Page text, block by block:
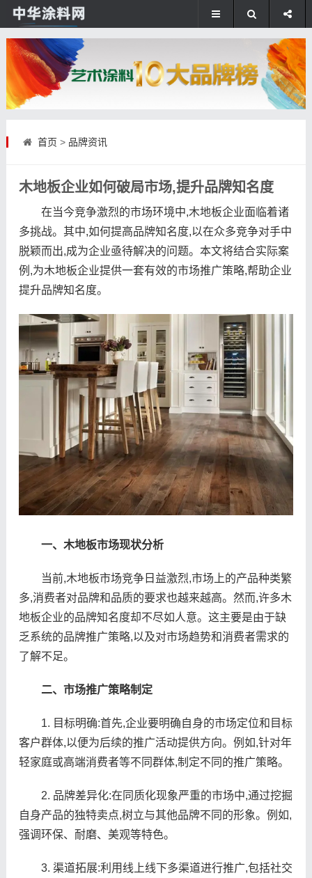
首页 > 品牌资讯
木地板企业如何破局市场,提升品牌知名度
在当今竞争激烈的市场环境中,木地板企业面临着诸
多挑战。其中,如何提高品牌知名度,以在众多竞争对手中
脱颖而出,成为企业亟待解决的问题。本文将结合实际案
例,为木地板企业提供一套有效的市场推广策略,帮助企业
提升品牌知名度。
一、木地板市场现状分析
当前,木地板市场竞争日益激烈,市场上的产品种类繁
多,消费者对品牌和品质的要求也越来越高。然而,许多木
地板企业的品牌知名度却不尽如人意。这主要是由于缺
乏系统的品牌推广策略,以及对市场趋势和消费者需求的
了解不足。
二、市场推广策略制定
1. 目标明确:首先,企业要明确自身的市场定位和目标
客户群体,以便为后续的推广活动提供方向。例如,针对年
轻家庭或高端消费者等不同群体,制定不同的推广策略。
2. 品牌差异化:在同质化现象严重的市场中,通过挖掘
自身产品的独特卖点,树立与其他品牌不同的形象。例如,
强调环保、耐磨、美观等特色。
3. 渠道拓展:利用线上线下多渠道进行推广,包括社交